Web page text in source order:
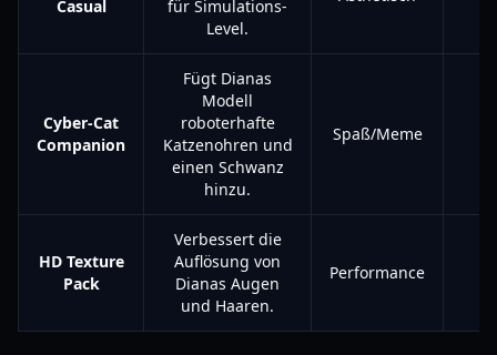
Casual
für Simulations-
Level.
Cyber-Cat
Companion
Fügt Dianas
Modell
roboterhafte
Katzenohren und
einen Schwanz
hinzu.
Spaß/Meme
HD Texture
Pack
Verbessert die
Auflösung von
Dianas Augen
und Haaren.
Performance